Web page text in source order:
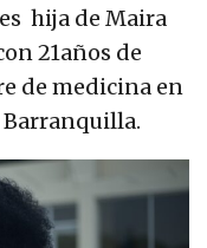
hija de Maira
21años de
de medicina en